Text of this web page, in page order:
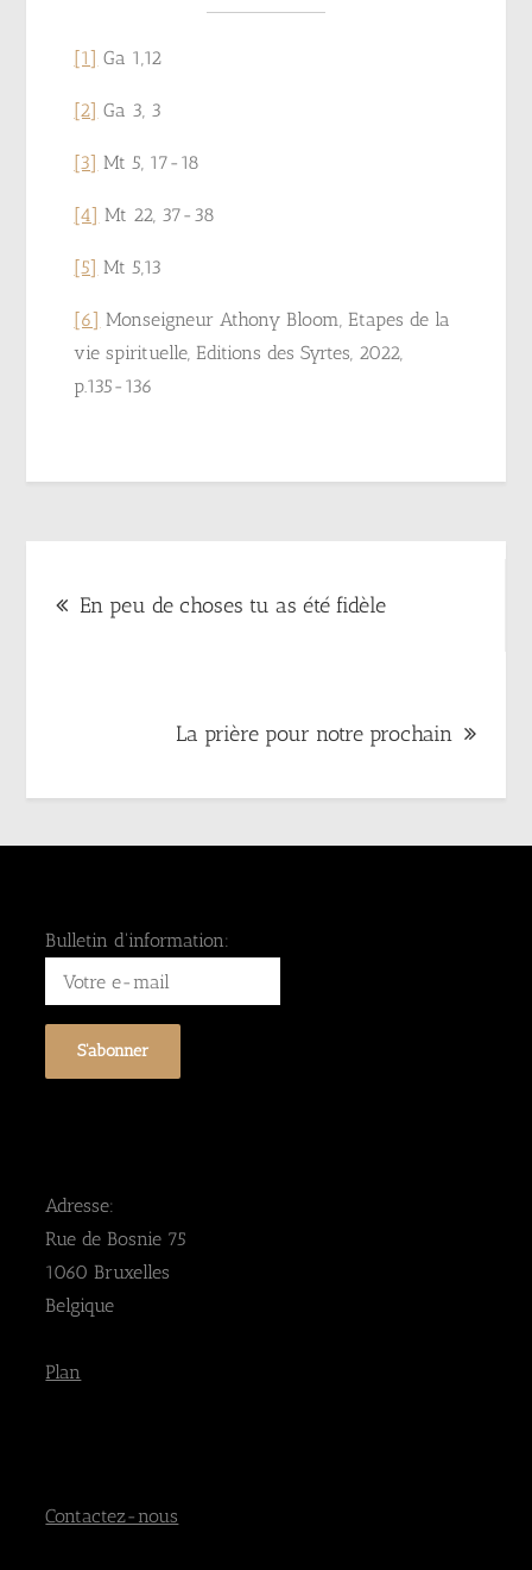
[1] Ga 1,12
[2] Ga 3, 3
[3] Mt 5, 17-18
[4] Mt 22, 37-38
[5] Mt 5,13
[6] Monseigneur Athony Bloom, Etapes de la
vie spirituelle, Editions des Syrtes, 2022,
p.135-136
En peu de choses tu as été fidèle
La prière pour notre prochain
Bulletin d'information:
Adresse:
Rue de Bosnie 75
1060 Bruxelles
Belgique
Plan
Contactez-nous